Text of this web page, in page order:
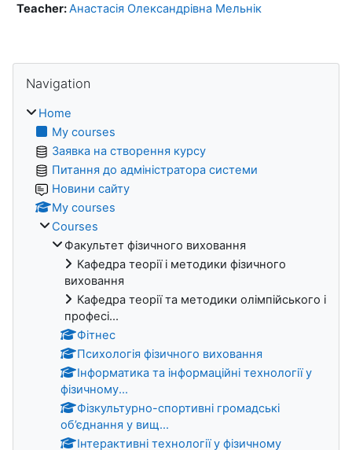
Teacher:Анастасія Олександрівна Мельнік
Blocks
Navigation
Home
My courses
Заявка на створення курсу
Питання до адміністратора системи
Новини сайту
My courses
Courses
Факультет фізичного виховання
Кафедра теорії і методики фізичного
виховання
Кафедра теорії та методики олімпійського і
професі...
Фітнес
Психологія фізичного виховання
Інформатика та інформаційні технології у
фізичному...
Фізкультурно-спортивні громадські
об’єднання у вищ...
Інтерактивні технології у фізичному